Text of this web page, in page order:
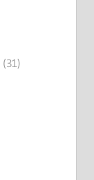
(31)